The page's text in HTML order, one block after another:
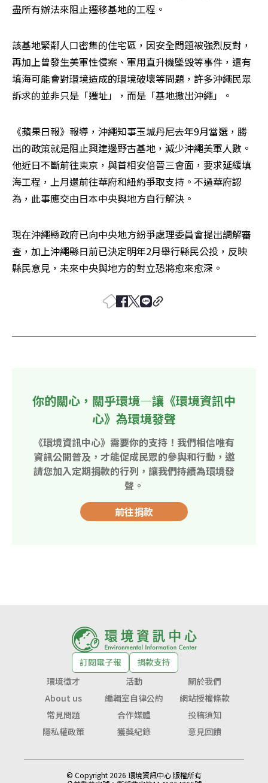
盡所有辦法來阻止遷移基地的工程。
該基地緊鄰人口密集的住宅區，因安全問題被強烈反對，
再加上曾發生美軍性侵案、軍用直升機墜毀等事件，還有
填海可能會對環境造成的環境破壞等問題，許多沖繩民眾
訴求的並非只是「遷址」，而是「基地撤出沖繩」。
《蘋果日報》報導，沖繩知事玉城丹尼去年9月當選，勝
出的政策就是阻止興建邊野古基地，減少沖繩美軍人數。
他近日不斷前往東京，與首相安倍晉三會面，要求延緩填
海工程，上月還前往華府和紐約爭取支持。不過華府認
為，此事應交由日本中央與地方自行解決。
現在沖繩縣政府已向中央地方紛爭處理委員會提出調解審
查，加上沖繩縣日前已決定明年2月舉行縣民公投，反映
縣民意見，未來中央與地方的對立恐將愈來愈深。
你的關心，關乎環境—讓《環境資訊中
心》為環境發聲
《環境資訊中心》需要你的支持！我們相信唯有
資訊公開普及，才能促成民眾的參與和行動，邀
請您加入定期捐款的行列，讓我們持續為環境發
聲。
前往捐款
訂閱電子報
捐款支持
環境徵才
活動
關於我們
About us
編輯室自律公約
網站授權條款
常見問題
合作媒體
投稿須知
隱私權政策
獲獎紀錄 意見回饋
© Copyright 2026 環境資訊中心 版權所有